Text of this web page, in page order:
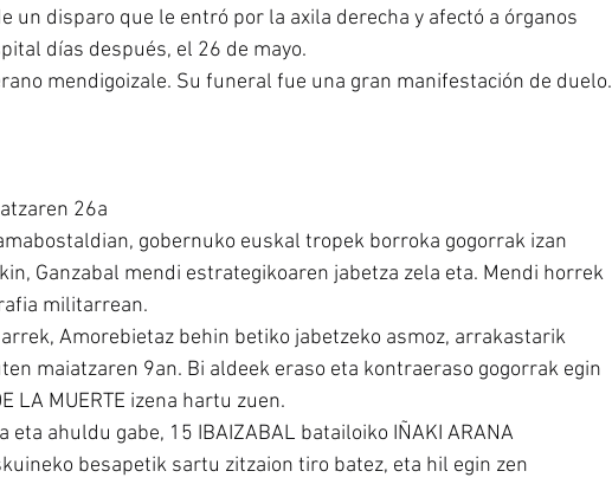
un disparo que le entró por la axila derecha y afectó a órganos
días después, el 26 de mayo.
mendigoizale. Su funeral fue una gran manifestación de duelo.
26a
gobernuko euskal tropek borroka gogorrak izan
Ganzabal mendi estrategikoaren jabetza zela eta. Mendi horrek
militarrean.
Amorebietaz behin betiko jabetzeko asmoz, arrakastarik
maiatzaren 9an. Bi aldeek eraso eta kontraeraso gogorrak egin
LA MUERTE izena hartu zuen.
eta ahuldu gabe, 15 IBAIZABAL batailoiko IÑAKI ARANA
besapetik sartu zitzaion tiro batez, eta hil egin zen